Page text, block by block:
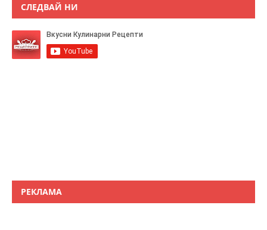
СЛЕДВАЙ НИ
РЕКЛАМА